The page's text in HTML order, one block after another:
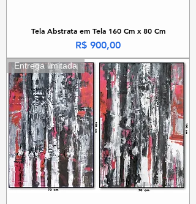
Tela Abstrata em Tela 160 Cm x 80 Cm
Preço
R$ 900,00
Entrega limitada